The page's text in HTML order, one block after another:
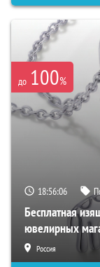
до 100%
18:56:05
Бесплатная
ювелирных
Россия